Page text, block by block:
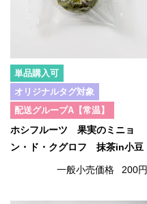
単品購入可
オリジナルタグ対象
配送グループA【常温】
ホシフルーツ 果実のミニョ
ン・ド・クグロフ 抹茶in小豆
一般小売価格 200円